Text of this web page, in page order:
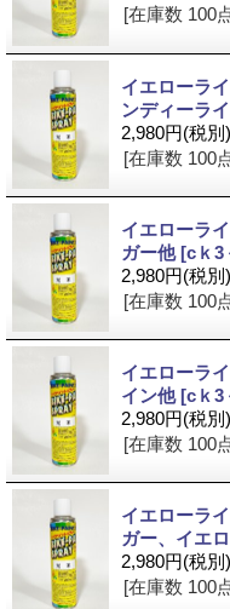
[在庫数 100
イエローラ
ンディーラ
2,980円(税別)
[在庫数 100
イエローラ
ガー他[cｋ3
2,980円(税別)
[在庫数 100
イエローラ
イン他[cｋ3
2,980円(税別)
[在庫数 100
イエローラ
ガー、イエ
2,980円(税別)
[在庫数 100